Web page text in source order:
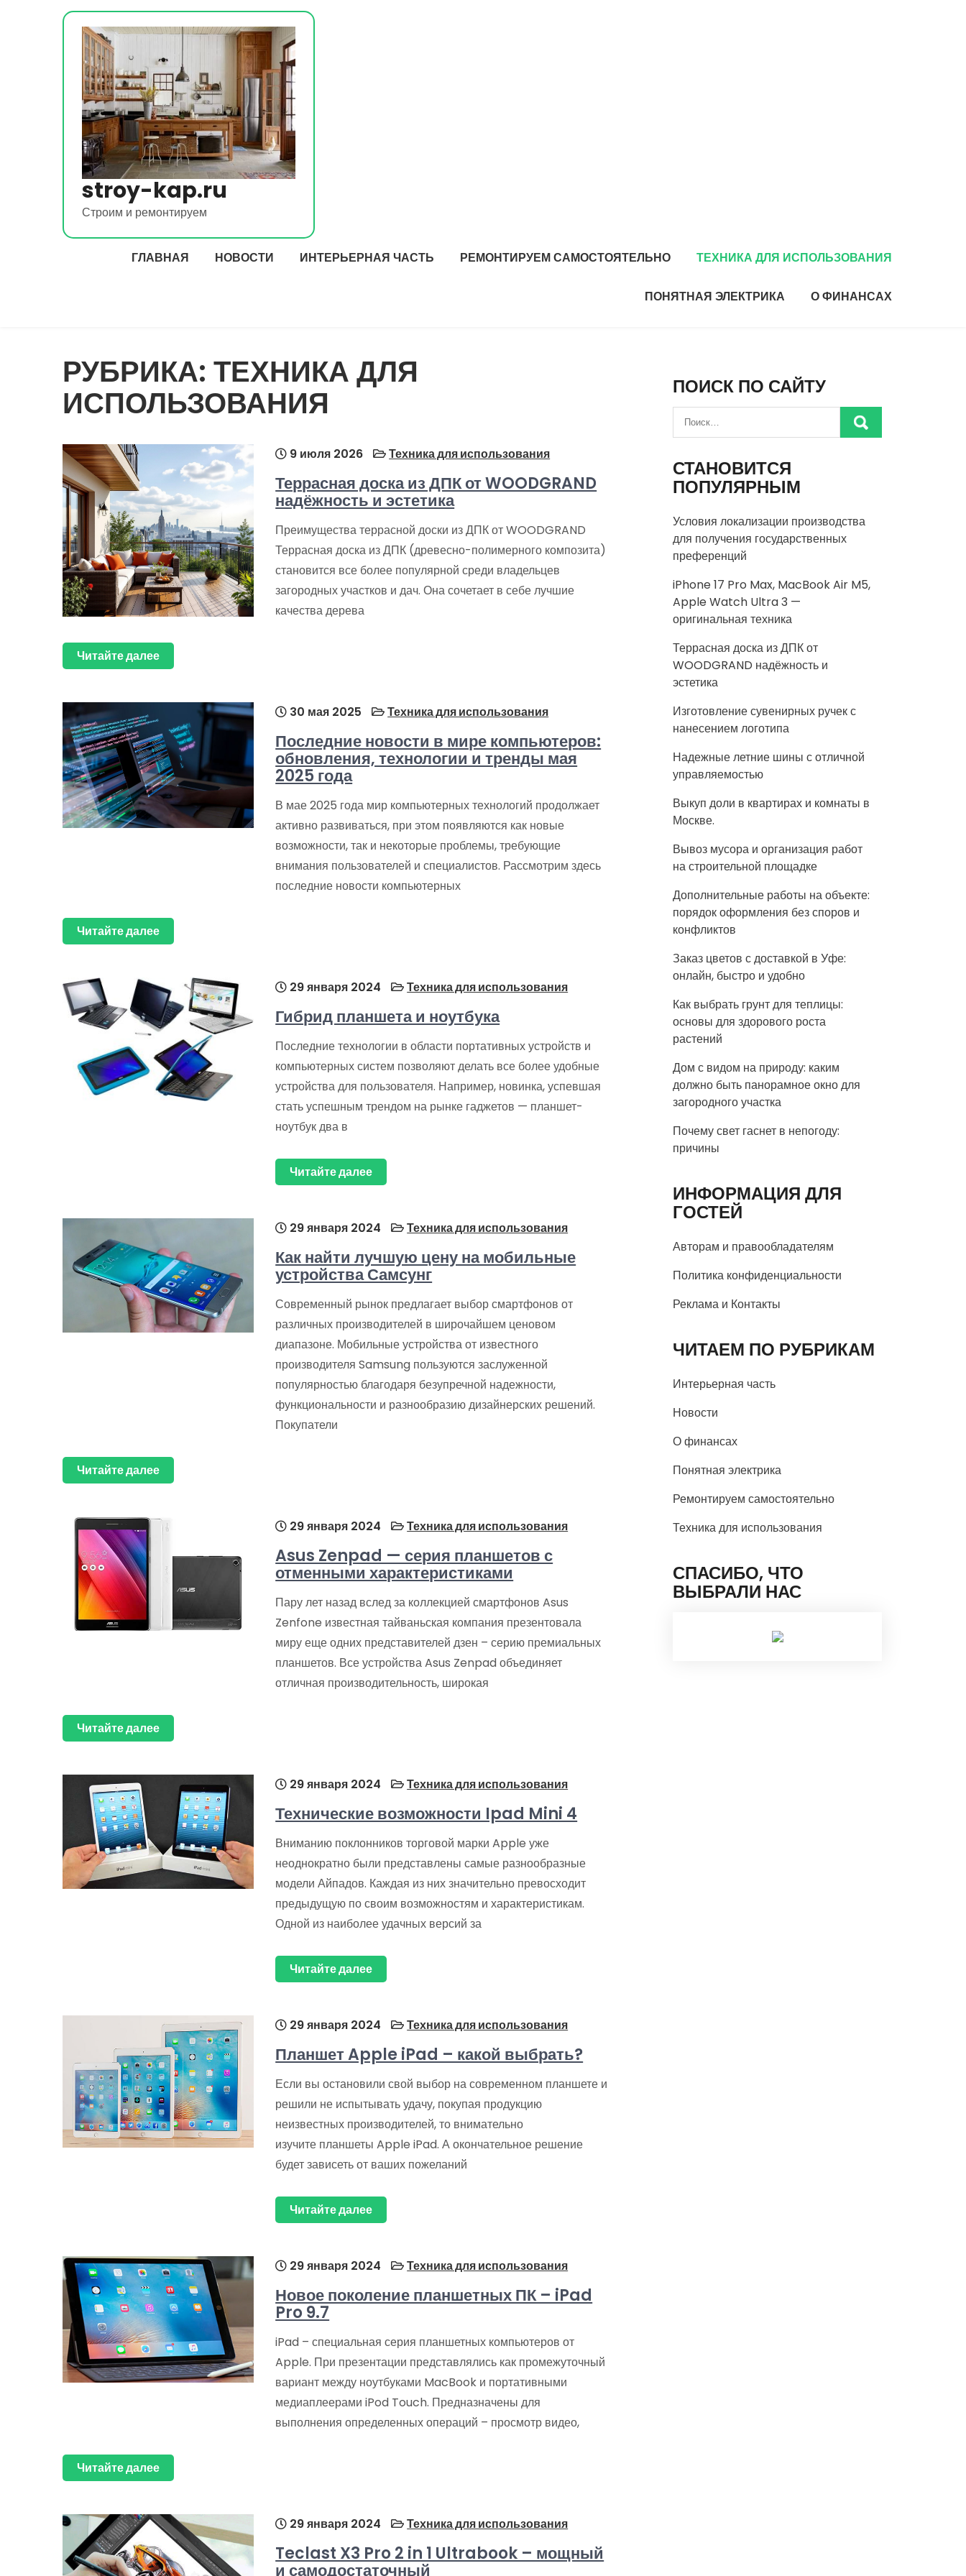
stroy-kap.ru
Строим и ремонтируем
ГЛАВНАЯ НОВОСТИ ИНТЕРЬЕРНАЯ ЧАСТЬ РЕМОНТИРУЕМ САМОСТОЯТЕЛЬНО ТЕХНИКА ДЛЯ ИСПОЛЬЗОВАНИЯ
ПОНЯТНАЯ ЭЛЕКТРИКА О ФИНАНСАХ
РУБРИКА: ТЕХНИКА ДЛЯ
ИСПОЛЬЗОВАНИЯ
9 июля 2026 Техника для использования
Террасная доска из ДПК от WOODGRAND
надёжность и эстетика
Преимущества террасной доски из ДПК от WOODGRAND
Террасная доска из ДПК (древесно-полимерного композита)
становится все более популярной среди владельцев
загородных участков и дач. Она сочетает в себе лучшие
качества дерева
Читайте далее
30 мая 2025 Техника для использования
Последние новости в мире компьютеров:
обновления, технологии и тренды мая
2025 года
В мае 2025 года мир компьютерных технологий продолжает
активно развиваться, при этом появляются как новые
возможности, так и некоторые проблемы, требующие
внимания пользователей и специалистов. Рассмотрим здесь
последние новости компьютерных
Читайте далее
29 января 2024 Техника для использования
Гибрид планшета и ноутбука
Последние технологии в области портативных устройств и
компьютерных систем позволяют делать все более удобные
устройства для пользователя. Например, новинка, успевшая
стать успешным трендом на рынке гаджетов — планшет-
ноутбук два в
Читайте далее
29 января 2024 Техника для использования
Как найти лучшую цену на мобильные
устройства Самсунг
Современный рынок предлагает выбор смартфонов от
различных производителей в широчайшем ценовом
диапазоне. Мобильные устройства от известного
производителя Samsung пользуются заслуженной
популярностью благодаря безупречной надежности,
функциональности и разнообразию дизайнерских решений.
Покупатели
Читайте далее
29 января 2024 Техника для использования
Asus Zenpad — серия планшетов с
отменными характеристиками
Пару лет назад вслед за коллекцией смартфонов Asus
Zenfone известная тайваньская компания презентовала
миру еще одних представителей дзен – серию премиальных
планшетов. Все устройства Asus Zenpad объединяет
отличная производительность, широкая
Читайте далее
29 января 2024 Техника для использования
Технические возможности Ipad Mini 4
Вниманию поклонников торговой марки Apple уже
неоднократно были представлены самые разнообразные
модели Айпадов. Каждая из них значительно превосходит
предыдущую по своим возможностям и характеристикам.
Одной из наиболее удачных версий за
Читайте далее
29 января 2024 Техника для использования
Планшет Apple iPad – какой выбрать?
Если вы остановили свой выбор на современном планшете и
решили не испытывать удачу, покупая продукцию
неизвестных производителей, то внимательно
изучите планшеты Apple iPad. А окончательное решение
будет зависеть от ваших пожеланий
Читайте далее
29 января 2024 Техника для использования
Новое поколение планшетных ПК – iPad
Pro 9.7
iPad – специальная серия планшетных компьютеров от
Apple. При презентации представлялись как промежуточный
вариант между ноутбуками MacBook и портативными
медиаплеерами iPod Touch. Предназначены для
выполнения определенных операций – просмотр видео,
Читайте далее
29 января 2024 Техника для использования
Teclast X3 Pro 2 in 1 Ultrabook – мощный
и самодостаточный
ПОИСК ПО САЙТУ
СТАНОВИТСЯ
ПОПУЛЯРНЫМ
Условия локализации производства
для получения государственных
преференций
iPhone 17 Pro Max, MacBook Air M5,
Apple Watch Ultra 3 —
оригинальная техника
Террасная доска из ДПК от
WOODGRAND надёжность и
эстетика
Изготовление сувенирных ручек с
нанесением логотипа
Надежные летние шины с отличной
управляемостью
Выкуп доли в квартирах и комнаты в
Москве.
Вывоз мусора и организация работ
на строительной площадке
Дополнительные работы на объекте:
порядок оформления без споров и
конфликтов
Заказ цветов с доставкой в Уфе:
онлайн, быстро и удобно
Как выбрать грунт для теплицы:
основы для здорового роста
растений
Дом с видом на природу: каким
должно быть панорамное окно для
загородного участка
Почему свет гаснет в непогоду:
причины
ИНФОРМАЦИЯ ДЛЯ
ГОСТЕЙ
Авторам и правообладателям
Политика конфиденциальности
Реклама и Контакты
ЧИТАЕМ ПО РУБРИКАМ
Интерьерная часть
Новости
О финансах
Понятная электрика
Ремонтируем самостоятельно
Техника для использования
СПАСИБО, ЧТО
ВЫБРАЛИ НАС